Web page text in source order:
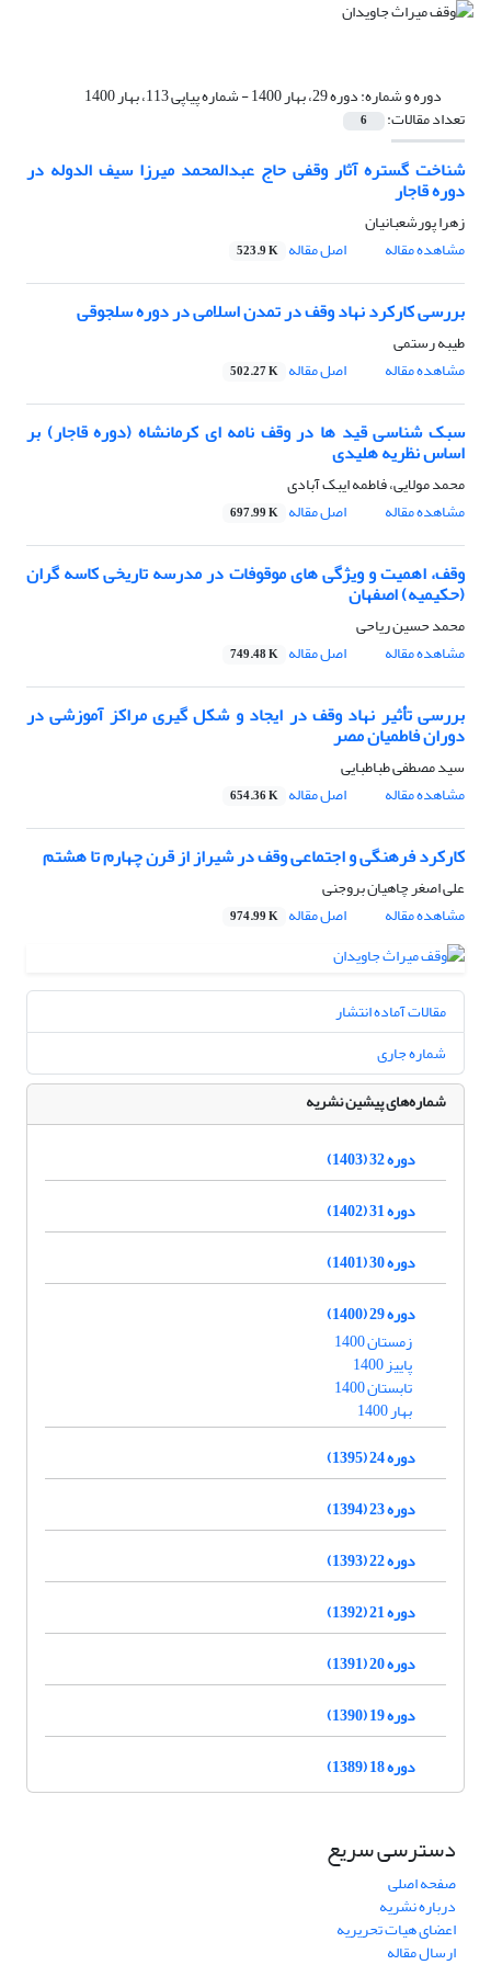
دوره و شماره:دوره 29، بهار 1400 - شماره پیاپی 113، بهار 1400
تعداد مقالات: 6
شناخت گستره آثار وقفی حاج عبدالمحمد میرزا سیف الدوله در
دوره قاجار
زهرا پورشعبانیان
مشاهده مقاله
اصل مقاله 523.9 K
بررسی کارکرد نهاد وقف در تمدن اسلامی در دوره سلجوقی
طیبه رستمی
مشاهده مقاله
اصل مقاله 502.27 K
سبک شناسی قید ها در وقف نامه ای کرمانشاه (دوره قاجار) بر
اساس نظریه هلیدی
محمد مولایی، فاطمه ایبک آبادی
مشاهده مقاله
اصل مقاله 697.99 K
وقف، اهمیت و ویژگی های موقوفات در مدرسه تاریخی کاسه گران
(حکیمیه) اصفهان
محمد حسین ریاحی
مشاهده مقاله
اصل مقاله 749.48 K
بررسی تأثیر نهاد وقف در ایجاد و شکل گیری مراکز آموزشی در
دوران فاطمیان مصر
سید مصطفی طباطبایی
مشاهده مقاله
اصل مقاله 654.36 K
کارکرد فرهنگی و اجتماعی وقف در شیراز از قرن چهارم تا هشتم
علی اصغر چاهیان بروجنی
مشاهده مقاله
اصل مقاله 974.99 K
مقالات آماده انتشار
شماره جاری
شماره‌های پیشین نشریه
دوره 32 (1403)
دوره 31 (1402)
دوره 30 (1401)
دوره 29 (1400)
زمستان 1400
پاییز 1400
تابستان 1400
بهار 1400
دوره 24 (1395)
دوره 23 (1394)
دوره 22 (1393)
دوره 21 (1392)
دوره 20 (1391)
دوره 19 (1390)
دوره 18 (1389)
دسترسی سریع
صفحه اصلی
درباره نشریه
اعضای هیات تحریریه
ارسال مقاله